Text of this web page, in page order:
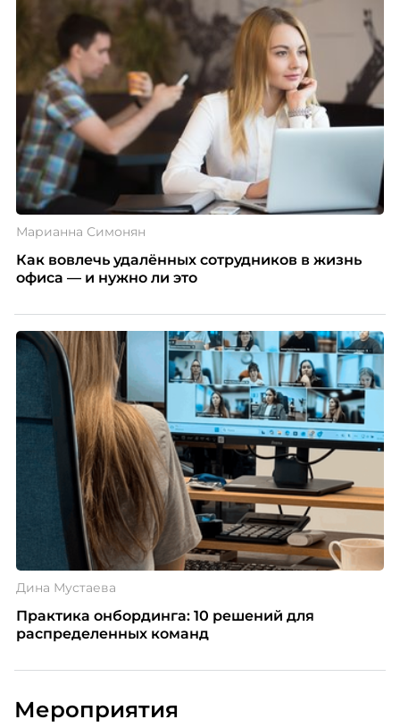
Марианна Симонян
Как вовлечь удалённых сотрудников в жизнь
офиса — и нужно ли это
Дина Мустаева
Практика онбординга: 10 решений для
распределенных команд
Мероприятия